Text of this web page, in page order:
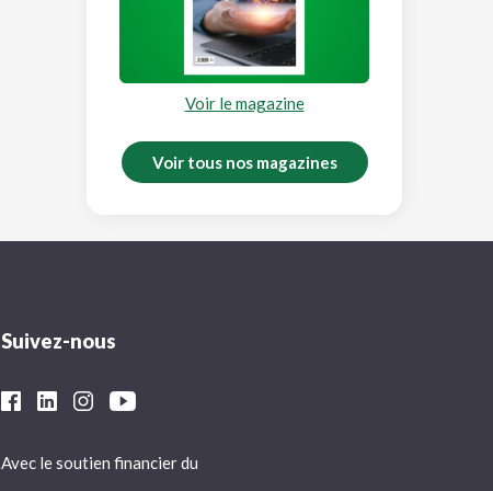
Voir le magazine
Voir tous nos magazines
Suivez-nous
Avec le soutien financier du